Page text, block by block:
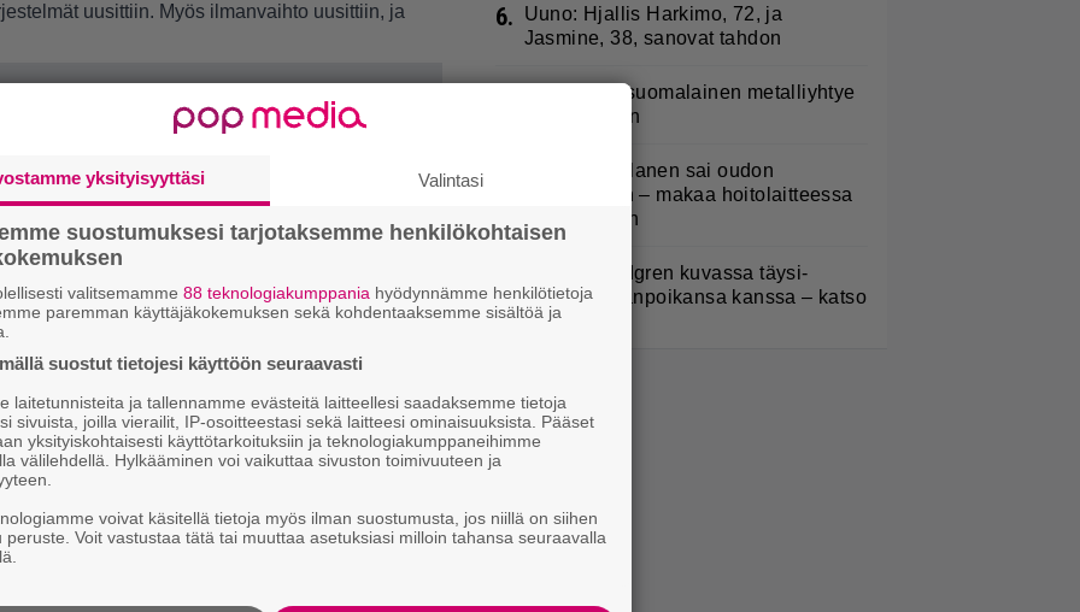
uusittiin. Myös ilmanvaihto uusittiin, ja
6.
Uuno: Hjallis Harkimo, 72, ja
Jasmine, 38, sanovat tahdon
Rakastettu suomalainen metalliyhtye
tekee paluun
Sampo Kaulanen sai oudon
tulehduksen – makaa hoitolaitteessa
nytkähdellen
Helena Lindgren kuvassa täysi-
ikäisen pojanpoikansa kanssa – katso
yksityisyyttäsi Valintasi
suostumuksesi tarjotaksemme henkilökohtaisen
valitsemamme 88 teknologiakumppania hyödynnämme henkilötietoja
paremman käyttäjäkokemuksen sekä kohdentaaksemme sisältöä ja
suostut tietojesi käyttöön seuraavasti
laitetunnisteita ja tallennamme evästeitä laitteellesi saadaksemme tietoja
sivuista, joilla vierailit, IP-osoitteestasi sekä laitteesi ominaisuuksista. Pääset
yksityiskohtaisesti käyttötarkoituksiin ja teknologiakumppaneihimme
välilehdellä. Hylkääminen voi vaikuttaa sivuston toimivuuteen ja
voivat käsitellä tietoja myös ilman suostumusta, jos niillä on siihen
peruste. Voit vastustaa tätä tai muuttaa asetuksiasi milloin tahansa seuraavalla